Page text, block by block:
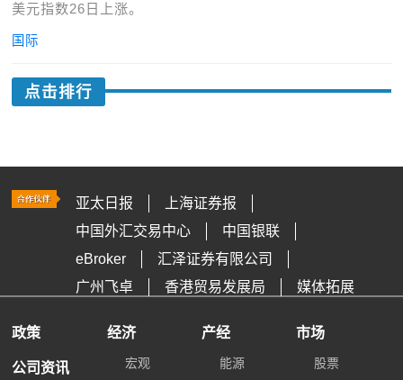
美元指数26日上涨。
国际
点击排行
亚太日报
上海证券报
中国外汇交易中心
中国银联
eBroker
汇泽证券有限公司
广州飞卓
香港贸易发展局 媒体拓展
政策
公司资讯
经济
宏观
产经
能源
市场
股票